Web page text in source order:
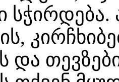
სჭირდება.
და